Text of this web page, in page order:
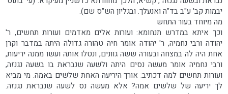
יבמות קב' ע"ב בד"ה ואנעלך. ובגליון הש"ס שם).
מה מיוחד בעור התחש
וכך איתא במדרש תנחומא: ועורות אלים מאדמים ועורות תחשים, ר'
יהודה ורבי נחמיה, ר' יהודה אומר חיה טהורה גדולה היתה במדבר וקרן
אחת היה לה במצחה ובעורה ששה גוונים, ונטלו אותה ועשו ממנה יריעות,
ורבי נחמיה אומר מעשה נסים היתה ולשעה שנבראת בו בשעה נגנזה,
ועורות תחשים למה דכתיב: אורך היריעה האחת שלשים באמה. מי מביא
לך יריעה של שלשים אמה? אלא מעשה נס לשעה שנבראת נגנזה.